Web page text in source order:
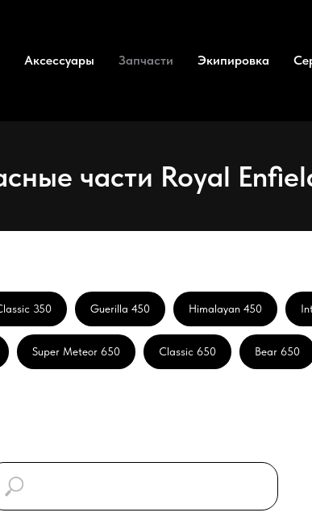
Аксессуары Запчасти Экипировка
части Royal
350 Guerilla 450 Himalayan 450
Super Meteor 650 Classic 650 Bear 650